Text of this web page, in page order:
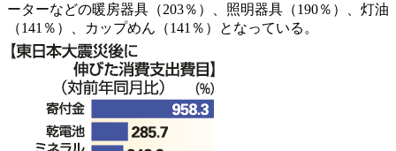
ーターなどの暖房器具（203％）、照明器具（190％）、灯油
（141％）、カップめん（141％）となっている。